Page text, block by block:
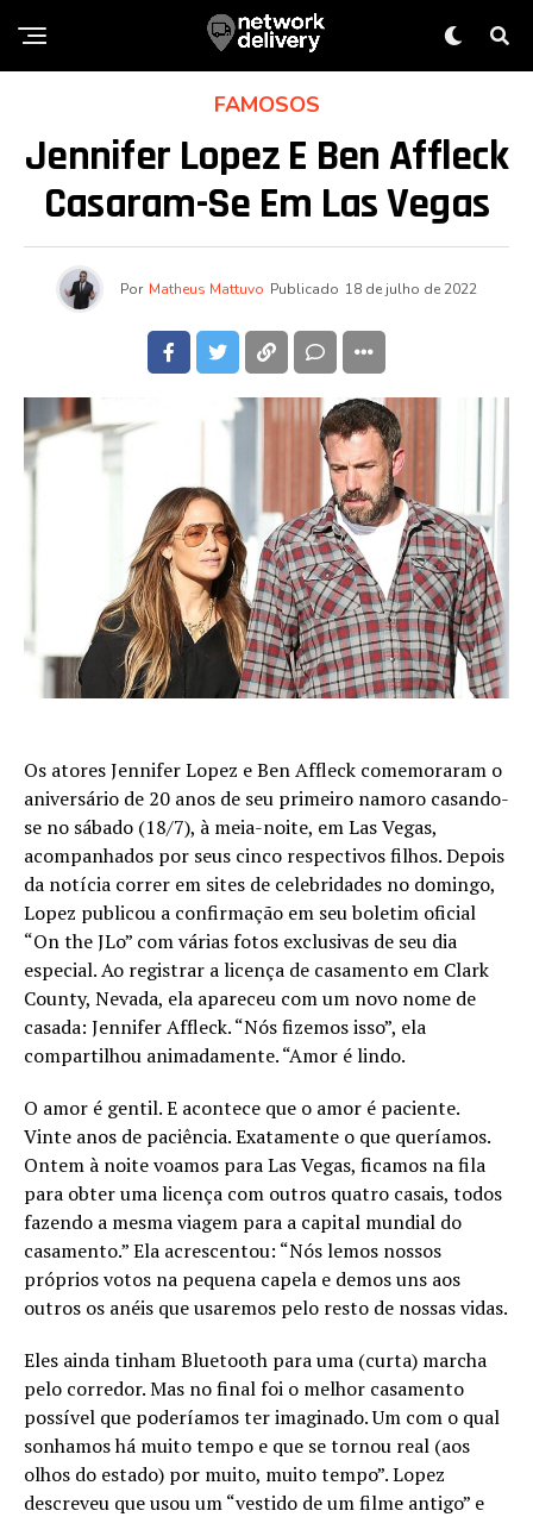
FAMOSOS
Jennifer Lopez E Ben Affleck
Casaram-Se Em Las Vegas
Por Matheus Mattuvo Publicado 18 de julho de 2022
Os atores Jennifer Lopez e Ben Affleck comemoraram o
aniversário de 20 anos de seu primeiro namoro casando-
se no sábado (18/7), à meia-noite, em Las Vegas,
acompanhados por seus cinco respectivos filhos. Depois
da notícia correr em sites de celebridades no domingo,
Lopez publicou a confirmação em seu boletim oficial
“On the JLo” com várias fotos exclusivas de seu dia
especial. Ao registrar a licença de casamento em Clark
County, Nevada, ela apareceu com um novo nome de
casada: Jennifer Affleck. “Nós fizemos isso”, ela
compartilhou animadamente. “Amor é lindo.
O amor é gentil. E acontece que o amor é paciente.
Vinte anos de paciência. Exatamente o que queríamos.
Ontem à noite voamos para Las Vegas, ficamos na fila
para obter uma licença com outros quatro casais, todos
fazendo a mesma viagem para a capital mundial do
casamento.” Ela acrescentou: “Nós lemos nossos
próprios votos na pequena capela e demos uns aos
outros os anéis que usaremos pelo resto de nossas vidas.
Eles ainda tinham Bluetooth para uma (curta) marcha
pelo corredor. Mas no final foi o melhor casamento
possível que poderíamos ter imaginado. Um com o qual
sonhamos há muito tempo e que se tornou real (aos
olhos do estado) por muito, muito tempo”. Lopez
descreveu que usou um “vestido de um filme antigo” e